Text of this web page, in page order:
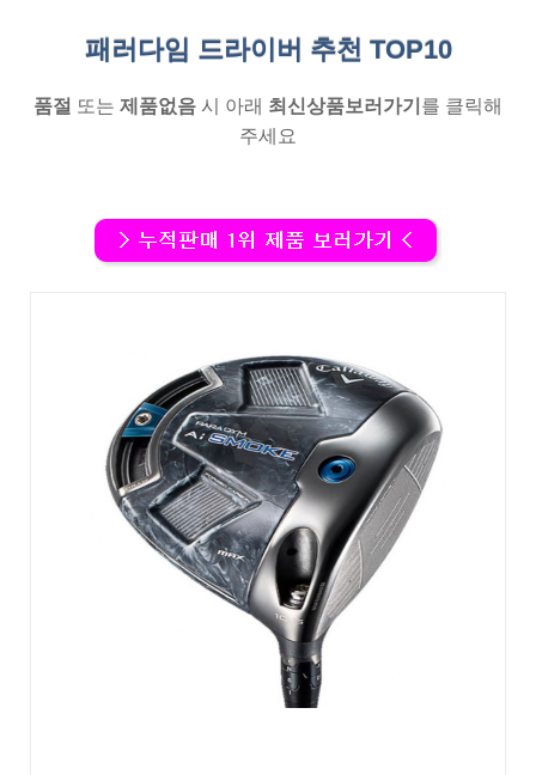
패러다임 드라이버 추천 TOP10
품절 또는 제품없음 시 아래 최신상품보러가기 를 클릭해
주세요